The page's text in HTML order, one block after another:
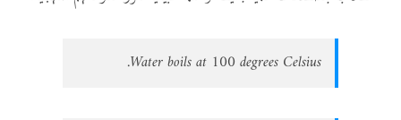
Water boils at 100 degrees Celsius.